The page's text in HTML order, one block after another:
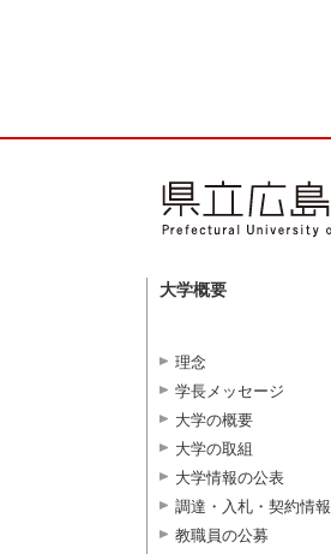
大学概要
理念
学長メッセージ
大学の概要
大学の取組
大学情報の公表
調達・入札・契約情報
教職員の公募